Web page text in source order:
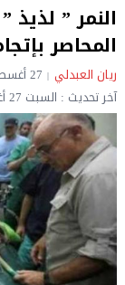
النمر ”
المحاصر
ريان العبدلي 27 أغسطس 2016
آخر تحديث : السبت 27 أغسطس 2016 - 1:42 مساءً